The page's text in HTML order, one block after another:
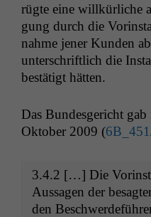
rügte eine willkür­liche
gung durch die
nahme jen­er Kun­den
unter­schriftlich die
bestätigt hätten.
Das Bun­des­gericht
Okto­ber 2009 (6B_451
3.4.2 […] Die
Aus­sagen der
den